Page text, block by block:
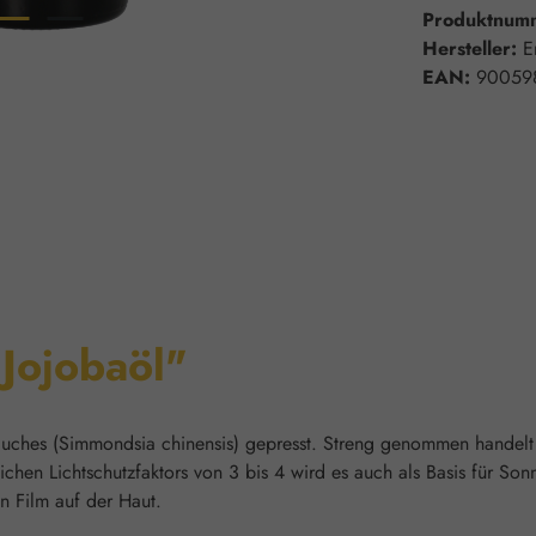
Hersteller:
EAN:
(Simmondsia chinensis) gepresst. Streng genommen
Lichtschutzfaktors von 3 bis 4 wird es auch als Basis für
Film auf der Haut.